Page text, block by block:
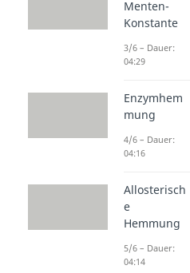
Wellen
sich auch die
lösen sie
geben diese
Hier erfolgt
Schritt 4:
das Gehirn
Der Hörnerv
Menten-
Konstante
3/6 – Dauer:
04:29
Enzymhem
mung
4/6 – Dauer:
04:16
Allosterisch
e
Hemmung
5/6 – Dauer:
04:14